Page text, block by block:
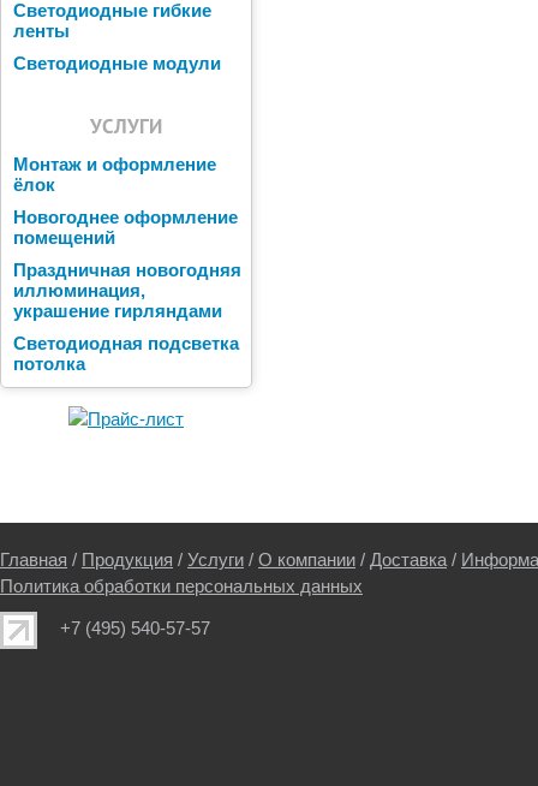
Светодиодные гибкие
ленты
Светодиодные модули
УСЛУГИ
Монтаж и оформление
ёлок
Новогоднее оформление
помещений
Праздничная новогодняя
иллюминация,
украшение гирляндами
Светодиодная подсветка
потолка
Главная / Продукция / Услуги / О компании / Доставка /
Политика обработки персональных данных
+7 (495) 540-57-57